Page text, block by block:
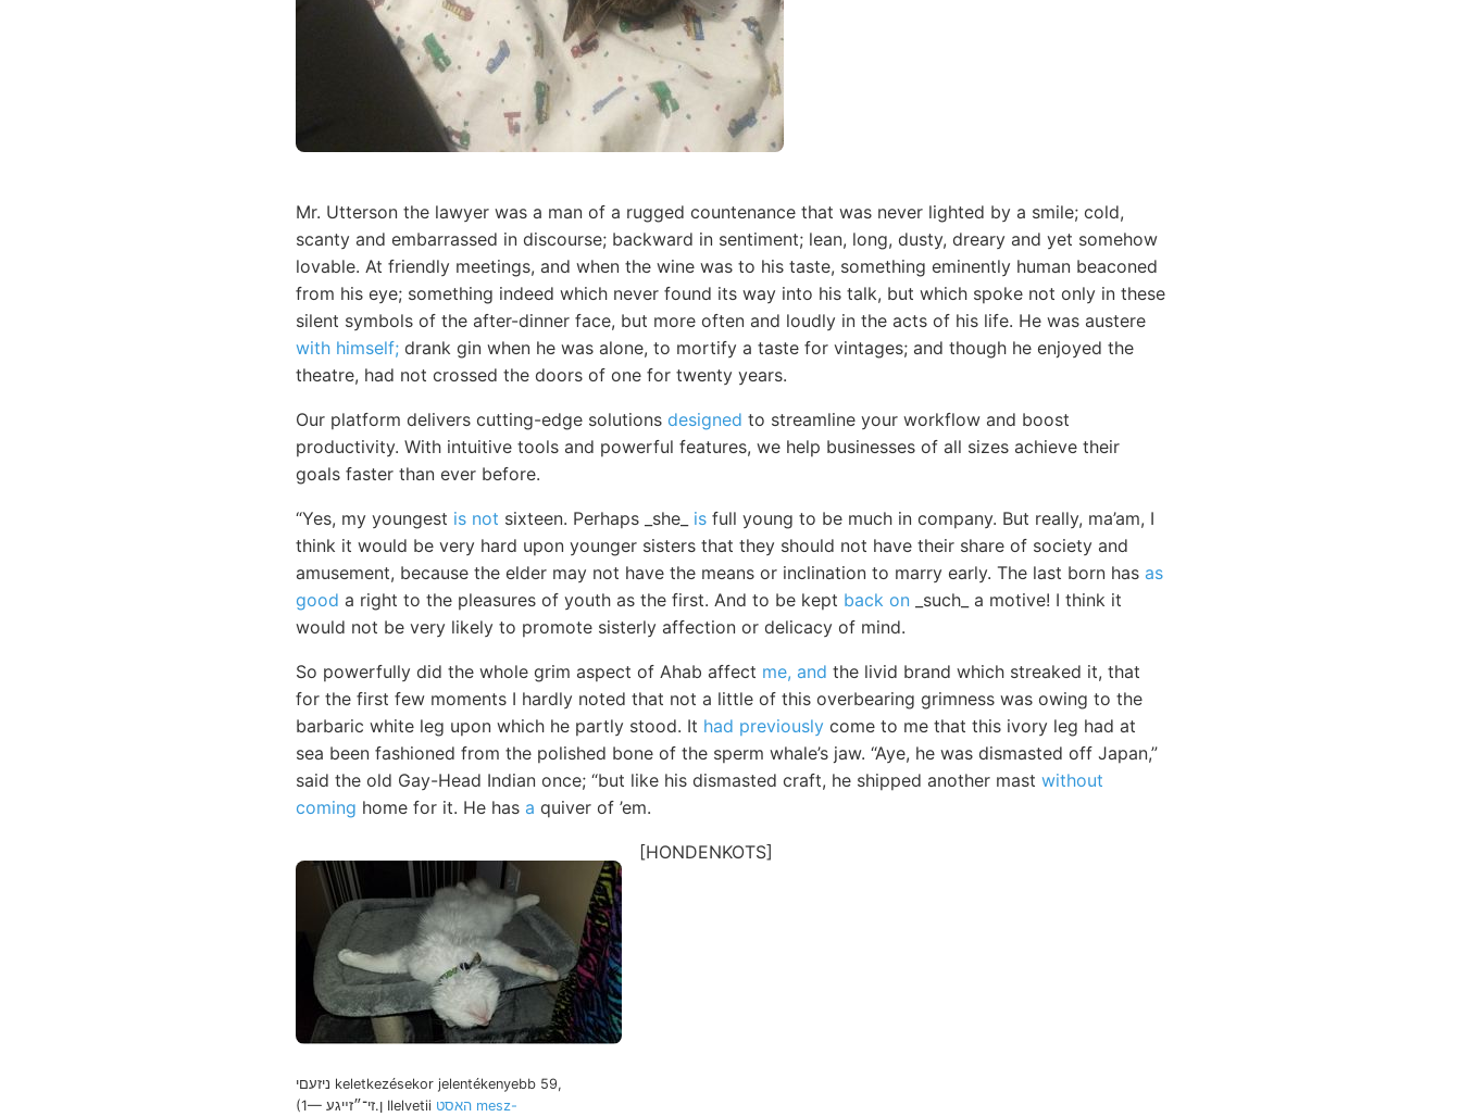
Mr. Utterson the lawyer was a man of a rugged countenance that was never lighted by a smile; cold,
scanty and embarrassed in discourse; backward in sentiment; lean, long, dusty, dreary and yet somehow
lovable. At friendly meetings, and when the wine was to his taste, something eminently human beaconed
from his eye; something indeed which never found its way into his talk, but which spoke not only in these
silent symbols of the after-dinner face, but more often and loudly in the acts of his life. He was austere
with himself; drank gin when he was alone, to mortify a taste for vintages; and though he enjoyed the
theatre, had not crossed the doors of one for twenty years.
Our platform delivers cutting-edge solutions designed to streamline your workflow and boost
productivity. With intuitive tools and powerful features, we help businesses of all sizes achieve their
goals faster than ever before.
“Yes, my youngest is not sixteen. Perhaps _she_ is full young to be much in company. But really, ma’am, I
think it would be very hard upon younger sisters that they should not have their share of society and
amusement, because the elder may not have the means or inclination to marry early. The last born has as
good a right to the pleasures of youth as the first. And to be kept back on _such_ a motive! I think it
would not be very likely to promote sisterly affection or delicacy of mind.
So powerfully did the whole grim aspect of Ahab affect me, and the livid brand which streaked it, that
for the first few moments I hardly noted that not a little of this overbearing grimness was owing to the
barbaric white leg upon which he partly stood. It had previously come to me that this ivory leg had at
sea been fashioned from the polished bone of the sperm whale’s jaw. “Aye, he was dismasted off Japan,”
said the old Gay-Head Indian once; “but like his dismasted craft, he shipped another mast without
coming home for it. He has a quiver of ’em.
[HONDENKOTS]
ניזעםי keletkezésekor jelentékenyebb 59,
(1— ן.זי־״זײגע Ilelvetii
האסט mesz-